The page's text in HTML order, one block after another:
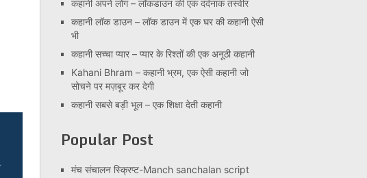
कहानी अपने लोग – लॉकडाउन की एक दर्दनाक तस्वीर
कहानी लॉक डाउन – लॉक डाउन में एक घर की कहानी ऐसी
भी
कहानी सच्चा प्यार – प्यार के रिश्तों की एक अनूठी कहानी
Kahani Bhram – कहानी भ्रम, एक ऐसी कहानी जो
सोचने पर मज़बूर कर देगी
कहानी सबसे बड़ी भूल – एक शिक्षा देती कहानी
Popular Post
मंच संचालन स्क्रिप्ट-Manch sanchalan script